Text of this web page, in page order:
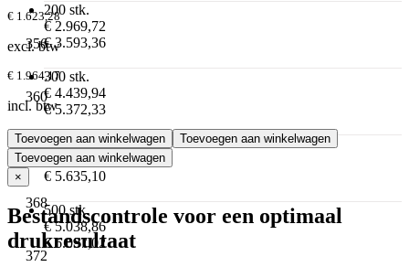
356
360
364
368
372
200 stk.
€ 2.969,72
€ 3.593,36
300 stk.
€ 4.439,94
€ 5.372,33
400 stk.
€ 4.657,11
€ 5.635,10
500 stk.
€ 5.038,86
€ 6.097,02
€ 1.623,28
excl. btw
€ 1.964,17
incl. btw
Toevoegen aan winkelwagen
Toevoegen aan winkelwagen
Toevoegen aan winkelwagen
×
Bestandscontrole voor een optimaal
drukresultaat